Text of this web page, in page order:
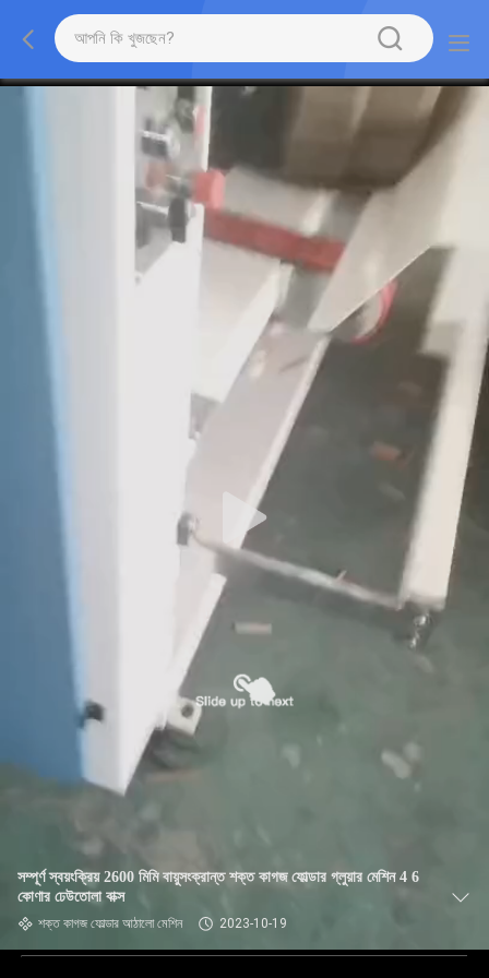
সম্পূর্ণ স্বয়ংক্রিয় 2600 মিমি বায়ুসংক্রান্ত শক্ত কাগজ ফোল্ডার গ্লুয়ার মেশিন 4 6
কোণার ঢেউতোলা বাক্স
শক্ত কাগজ ফোল্ডার আঠালো মেশিন 2023-10-19